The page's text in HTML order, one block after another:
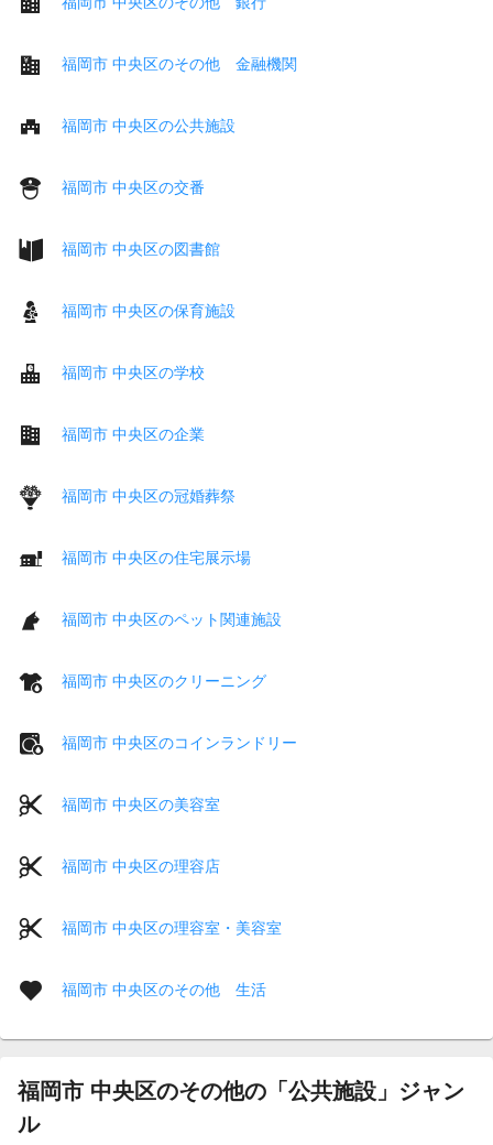
福岡市 中央区のその他 金融機関
福岡市 中央区の公共施設
福岡市 中央区の交番
福岡市 中央区の図書館
福岡市 中央区の保育施設
福岡市 中央区の学校
福岡市 中央区の企業
福岡市 中央区の冠婚葬祭
福岡市 中央区の住宅展示場
福岡市 中央区のペット関連施設
福岡市 中央区のクリーニング
福岡市 中央区のコインランドリー
福岡市 中央区の美容室
福岡市 中央区の理容店
福岡市 中央区の理容室・美容室
福岡市 中央区のその他 生活
福岡市 中央区のその他の「公共施設」ジャン
ル